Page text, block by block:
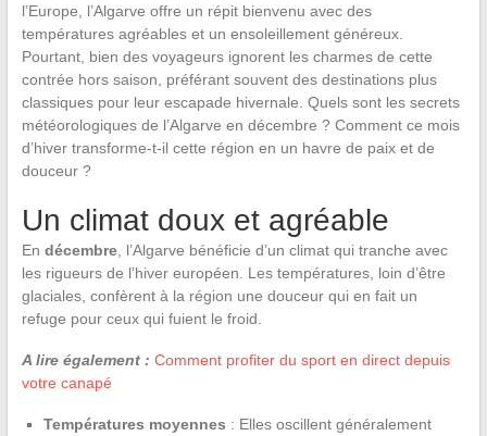
l’Europe, l’Algarve offre un répit bienvenu avec des
températures agréables et un ensoleillement généreux.
Pourtant, bien des voyageurs ignorent les charmes de cette
contrée hors saison, préférant souvent des destinations plus
classiques pour leur escapade hivernale. Quels sont les secrets
météorologiques de l’Algarve en décembre ? Comment ce mois
d’hiver transforme-t-il cette région en un havre de paix et de
douceur ?
Un climat doux et agréable
En décembre, l’Algarve bénéficie d’un climat qui tranche avec
les rigueurs de l’hiver européen. Les températures, loin d’être
glaciales, confèrent à la région une douceur qui en fait un
refuge pour ceux qui fuient le froid.
A lire également : Comment profiter du sport en direct depuis
votre canapé
Températures moyennes : Elles oscillent généralement